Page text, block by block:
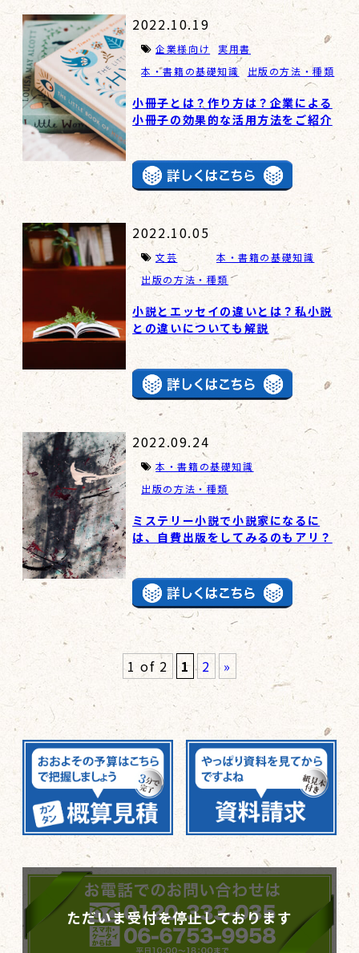
2022.10.19
企業様向け
実用書
本・書籍の基礎知識
出版の方法・種類
小冊子とは？作り方は？企業による
小冊子の効果的な活用方法をご紹介
2022.10.05
文芸
本・書籍の基礎知識
出版の方法・種類
小説とエッセイの違いとは？私小説
との違いについても解説
2022.09.24
本・書籍の基礎知識
出版の方法・種類
ミステリー小説で小説家になるに
は、自費出版をしてみるのもアリ？
1 of 2 1 2 »
ただいま受付を停止しております